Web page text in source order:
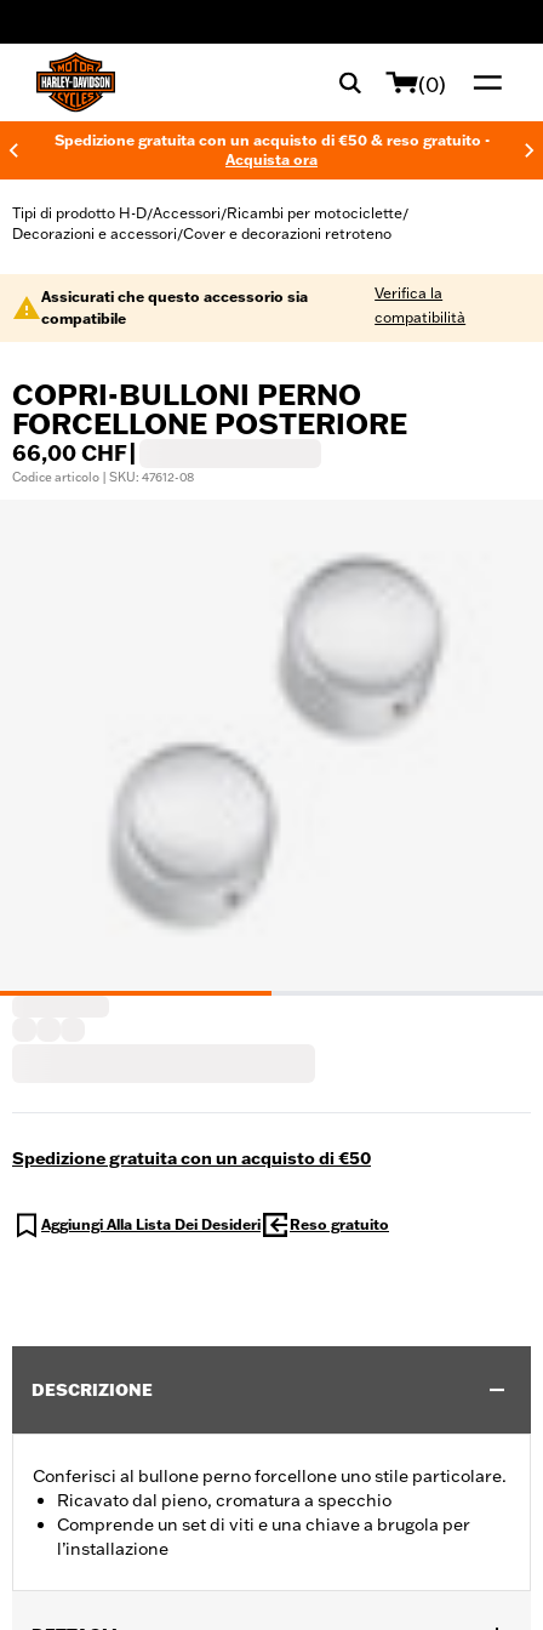
(0)
Spedizione gratuita con un acquisto di €50 & reso gratuito -
Acquista ora
Tipi di prodotto H-D/Accessori/Ricambi per motociclette/
Decorazioni e accessori/Cover e decorazioni retroteno
Assicurati che questo accessorio sia
compatibile
Verifica la
compatibilità
COPRI-BULLONI PERNO
FORCELLONE POSTERIORE
66,00 CHF
Codice articolo | SKU: 47612-08
Spedizione gratuita con un acquisto di €50
Aggiungi Alla Lista Dei Desideri Reso gratuito
DESCRIZIONE
Conferisci al bullone perno forcellone uno stile particolare.
Ricavato dal pieno, cromatura a specchio
Comprende un set di viti e una chiave a brugola per
l’installazione